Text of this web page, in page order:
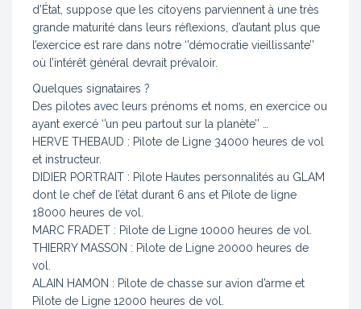
d’État, suppose que les citoyens parviennent à une très
grande maturité dans leurs réflexions, d’autant plus que
l’exercice est rare dans notre ‘’démocratie vieillissante’’
où l’intérêt général devrait prévaloir.
Quelques signataires ?
Des pilotes avec leurs prénoms et noms, en exercice ou
ayant exercé ‘’un peu partout sur la planète’’ …
HERVE THEBAUD : Pilote de Ligne 34000 heures de vol
et instructeur.
DIDIER PORTRAIT : Pilote Hautes personnalités au GLAM
dont le chef de l’état durant 6 ans et Pilote de ligne
18000 heures de vol.
MARC FRADET : Pilote de Ligne 10000 heures de vol.
THIERRY MASSON : Pilote de Ligne 20000 heures de
vol.
ALAIN HAMON : Pilote de chasse sur avion d’arme et
Pilote de Ligne 12000 heures de vol.